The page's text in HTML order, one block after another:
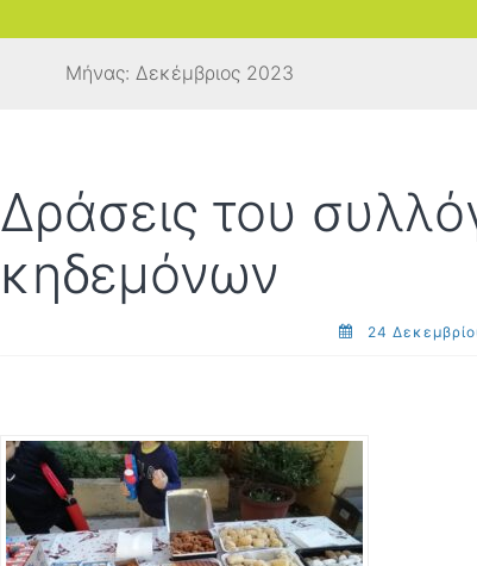
Μήνας: Δεκέμβριος 2023
Δράσεις του
κηδεμόνων
24